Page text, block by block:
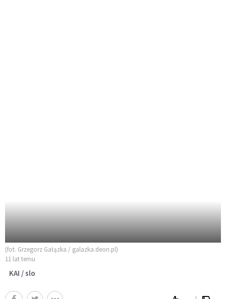
(fot. Grzegorz Gałązka / galazka.deon.pl)
11 lat temu
KAI / slo